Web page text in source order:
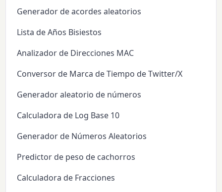
Generador de acordes aleatorios
Lista de Años Bisiestos
Analizador de Direcciones MAC
Conversor de Marca de Tiempo de Twitter/X
Generador aleatorio de números
Calculadora de Log Base 10
Generador de Números Aleatorios
Predictor de peso de cachorros
Calculadora de Fracciones